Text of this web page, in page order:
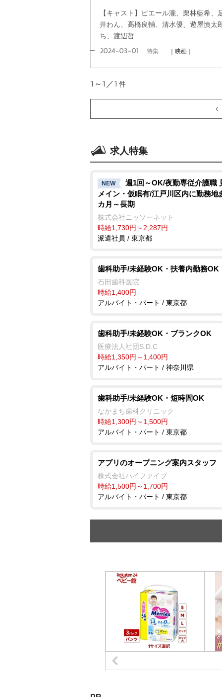
【キャスト】ピエール瀧、栗林藍希
井わん、高橋良輔、清水優、遊屋慎太
ち、渡辺哲
2024-03-01 特集 ｜映画｜
1～1／1 件
求人特集
NEW
週1回～OK/夜勤専従介護職
メイン・仮眠有/江戸川区内に勤務地
カ月～長期
株式会社ニッソーネット
時給1,730円～2,287円
派遣社員 / 東京都
歯科助手/未経験OK・扶養内勤務OK
石田歯科医院
時給1,400円
アルバイト・パート / 東京都
歯科助手/未経験OK・ブランクOK
医療法人社団S.D.C
時給1,350円～1,400円
アルバイト・パート / 神奈川県
歯科助手/未経験OK・短時間OK
なかまち歯科クリニック
時給1,300円～1,500円
アルバイト・パート / 東京都
アプリのオープニング案内スタッフ
株式会社ハイファイブ
時給1,500円～1,700円
アルバイト・パート / 東京都